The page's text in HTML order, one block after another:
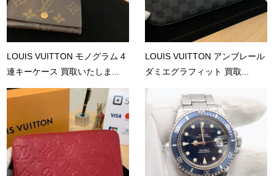
LOUIS VUITTON モノグラム 4
連キーケース 買取いたしま...
LOUIS VUITTON アンブレール
ダミエグラフィット 買取...